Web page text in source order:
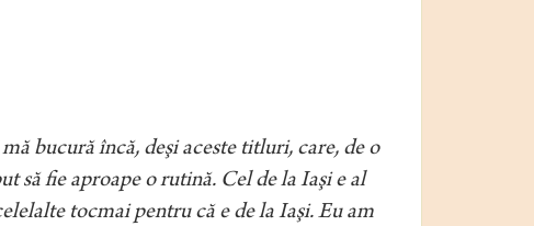
bucură încă, deşi aceste titluri, care, de o
să fie aproape o rutină. Cel de la Iaşi e al
tocmai pentru că e de la Iaşi. Eu am